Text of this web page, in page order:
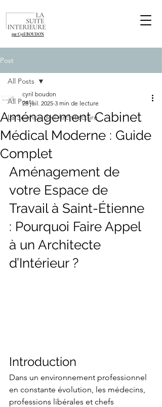
par Cyril BOUDON
Post
All Posts
La Science de l'Architecture
All Posts
Aménagement Cabinet
Médical Moderne : Guide
Complet
cyril boudon
28 juil. 2025 3 min de lecture
Aménagement de
votre Espace de
Travail à Saint-Étienne
: Pourquoi Faire Appel
à un Architecte
d’Intérieur ?
Introduction
Dans un environnement professionnel
en constante évolution, les médecins,
professions libérales et chefs